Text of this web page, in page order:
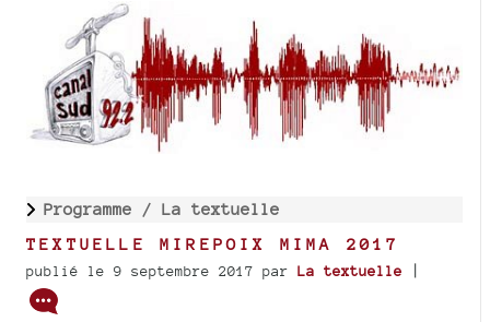
Programme / La textuelle
TEXTUELLE MIREPOIX MIMA 2017
publié le 9 septembre 2017 par La textuelle |